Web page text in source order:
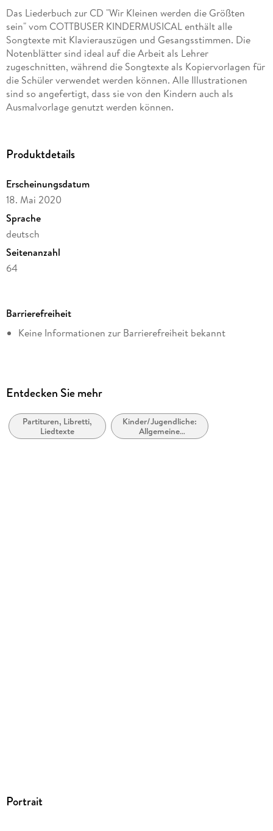
Das Liederbuch zur CD "Wir Kleinen werden die Größten
sein" vom COTTBUSER KINDERMUSICAL enthält alle
Songtexte mit Klavierauszügen und Gesangsstimmen. Die
Notenblätter sind ideal auf die Arbeit als Lehrer
zugeschnitten, während die Songtexte als Kopiervorlagen für
die Schüler verwendet werden können. Alle Illustrationen
sind so angefertigt, dass sie von den Kindern auch als
Ausmalvorlage genutzt werden können.
Produktdetails
Erscheinungsdatum
18. Mai 2020
Sprache
deutsch
Seitenanzahl
64
Autor/Autorin
Cottbuser Kindermusical, Torsten Karow, Manja Zibula
Originalsprache
Kopierschutz
mit Wasserzeichen versehen
Barrierefreiheit
Keine Informationen zur Barrierefreiheit bekannt
Entdecken Sie mehr
Partituren, Libretti,
Liedtexte
Kinder/Jugendliche:
Allgemeine
Interessen:
Portrait